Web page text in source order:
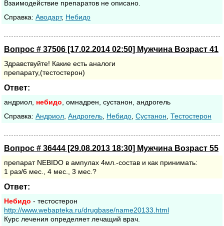
Взаимодействие препаратов не описано.
Cправка: Аводарт, Небидо
Вопрос # 37506 [17.02.2014 02:50] Мужчина Возраст 41
Здравствуйте! Какие есть аналоги
препарату,(тестостерон)
Ответ:
андриол, небидо , омнадрен, сустанон, андрогель
Cправка: Андриол Андрогель Небидо Сустанон Тестостерон
Вопрос # 36444 [29.08.2013 18:30] Мужчина Возраст 55
препарат NEBIDO в ампулах 4мл.-состав и как принимать:
1 раз/6 мес., 4 мес., 3 мес.?
Ответ:
Небидо - тестостерон
http://www.webapteka.ru/drugbase/name20133.html
Курс лечения определяет лечащий врач.